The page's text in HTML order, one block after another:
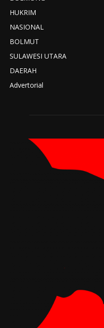
HUKRIM
NASIONAL
BOLMUT
SULAWESI UTARA
DAERAH
Advertorial